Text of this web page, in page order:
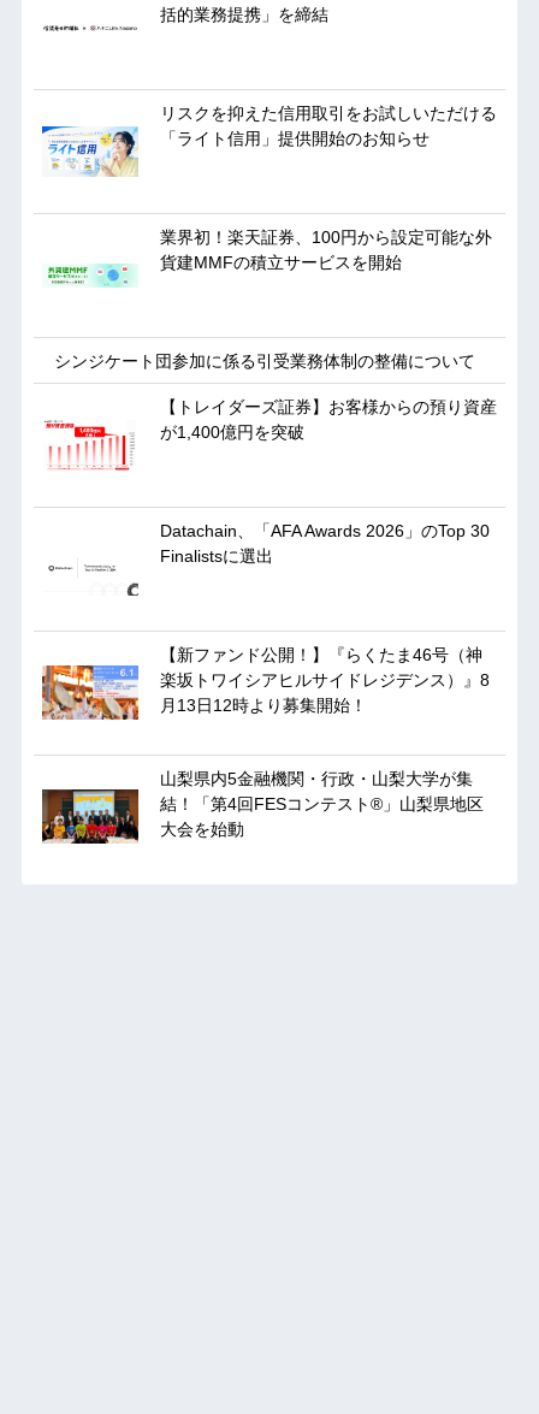
括的業務提携」を締結
リスクを抑えた信用取引をお試しいただける
「ライト信用」提供開始のお知らせ
業界初！楽天証券、100円から設定可能な外
貨建MMFの積立サービスを開始
シンジケート団参加に係る引受業務体制の整備について
【トレイダーズ証券】お客様からの預り資産
が1,400億円を突破
Datachain、「AFA Awards 2026」のTop 30
Finalistsに選出
【新ファンド公開！】『らくたま46号（神
楽坂トワイシアヒルサイドレジデンス）』8
月13日12時より募集開始！
山梨県内5金融機関・行政・山梨大学が集
結！「第4回FESコンテスト®」山梨県地区
大会を始動